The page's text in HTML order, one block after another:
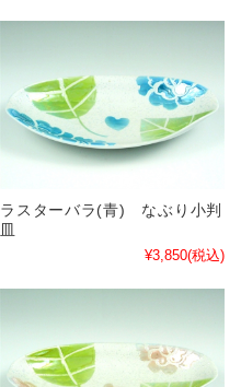
ラスターバラ(青) なぶり小判
皿
¥3,850(税込)